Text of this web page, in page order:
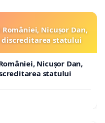
Nicușor Dan,
statului
Nicușor Dan,
statului